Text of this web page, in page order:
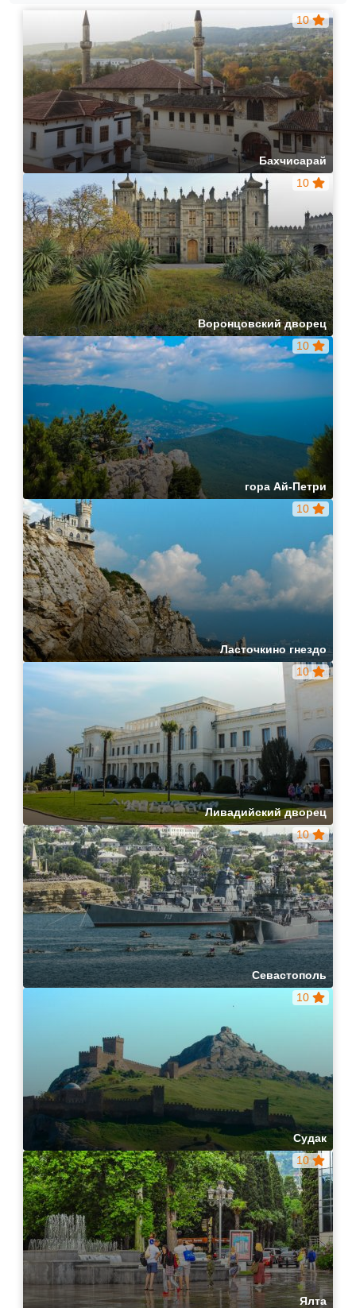
Бахчисарай
10
Воронцовский дворец
10
гора Ай-Петри
10
Ласточкино гнездо
10
Ливадийский дворец
10
Севастополь
10
Судак
10
Ялта
10